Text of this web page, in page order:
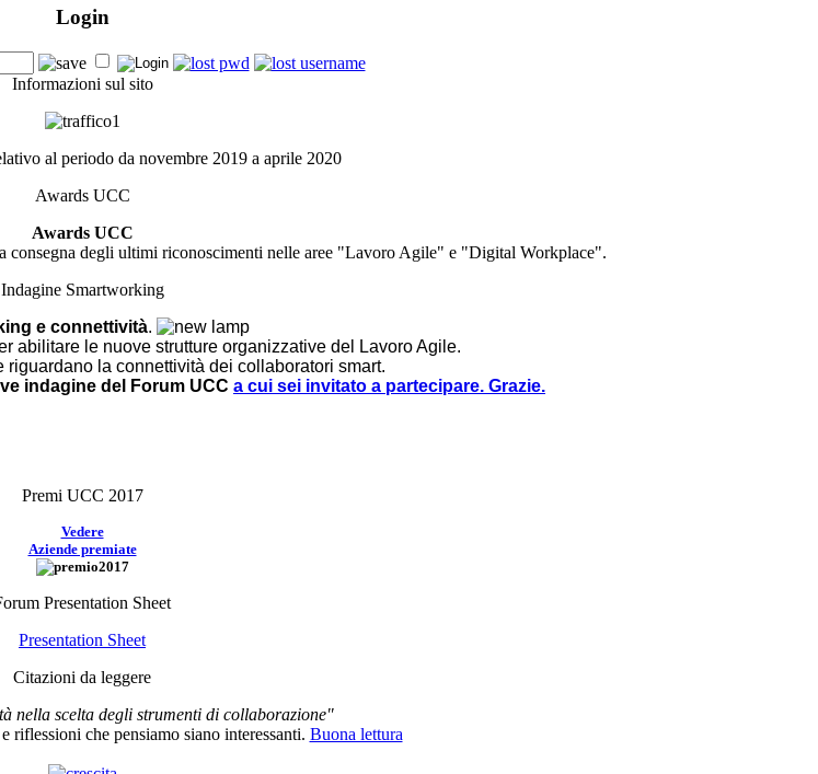
Login
Informazioni sul sito
al periodo da novembre 2019 a aprile 2020
Awards UCC
Awards UCC
consegna degli ultimi riconoscimenti nelle aree "Lavoro Agile" e "Digital Workplace".
Indagine Smartworking
e connettività.
abilitare le nuove strutture organizzative del Lavoro Agile.
riguardano la connettività dei collaboratori smart.
indagine del Forum UCC a cui sei invitato a partecipare. Grazie.
Premi UCC 2017
Vedere
Aziende premiate
Presentation Sheet
Presentation Sheet
Citazioni da leggere
nella scelta degli strumenti di collaborazione"
riflessioni che pensiamo siano interessanti. Buona lettura